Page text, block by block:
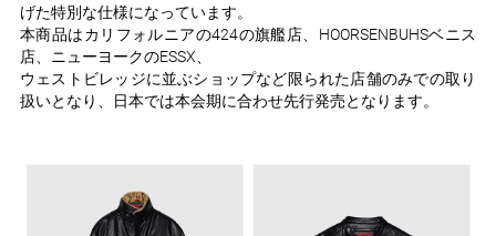
げた特別な仕様になっています。
本商品はカリフォルニアの424の旗艦店、HOORSENBUHSベニス
店、ニューヨークのESSX、
ウェストビレッジに並ぶショップなど限られた店舗のみでの取り
扱いとなり、日本では本会期に合わせ先行発売となります。